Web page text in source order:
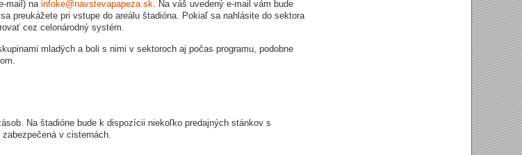
mail) na infoke@navstevapapeza.sk. Na váš uvedený e-mail vám bude
preukážete pri vstupe do areálu štadióna. Pokiaľ sa nahlásite do sektora
cez celonárodný systém.
mladých a boli s nimi v sektoroch aj počas programu, podobne
Na štadióne bude k dispozícii niekoľko predajných stánkov s
v cisternách.